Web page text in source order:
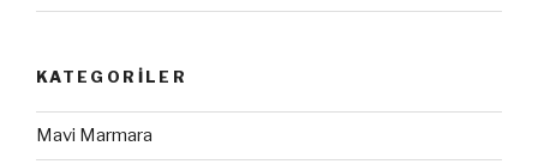
KATEGORILER
Mavi Marmara